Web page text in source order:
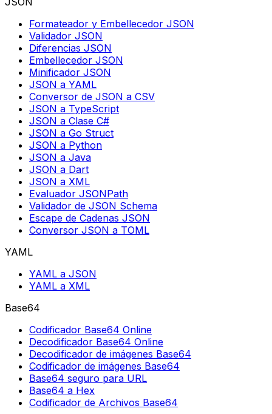
Formateador y Embellecedor JSON
Validador JSON
Diferencias JSON
Embellecedor JSON
Minificador JSON
JSON a YAML
Conversor de JSON a CSV
JSON a TypeScript
JSON a Clase C#
JSON a Go Struct
JSON a Python
JSON a Java
JSON a Dart
JSON a XML
Evaluador JSONPath
Validador de JSON Schema
Escape de Cadenas JSON
Conversor JSON a TOML
YAML
YAML a JSON
YAML a XML
Base64
Codificador Base64 Online
Decodificador Base64 Online
Decodificador de imágenes Base64
Codificador de imágenes Base64
Base64 seguro para URL
Base64 a Hex
Codificador de Archivos Base64